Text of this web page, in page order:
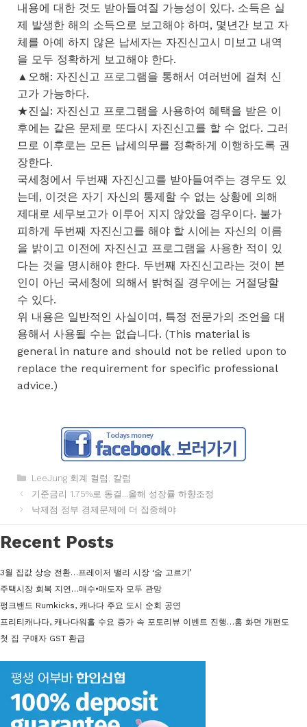
내용에 대한 것도 받아들여질 가능성이 있다. 소득은 실
제 발생한 해의 소득으로 보고해야 하며, 몇년간 보고 자
체를 아예 하지 않은 납세자는 자진신고시 미보고 내역
을 모두 정확하게 보고해야 한다.
▲오해: 자진신고 프로그램을 통해서 여러번에 걸쳐 신
고가 가능하다.
★진실: 자진신고 프로그램을 사용하여 혜택을 받은 이
후에는 같은 문제로 또다시 자진신고를 할 수 없다. 그러
므로 이후로는 모든 납세의무를 정확하게 이행하도록 권
장한다.
국세청에서 두번째 자진신고를 받아들여주는 경우도 있
는데, 이것은 자기 자신의 통제할 수 없는 상황에 의해
제대로 세무보고가 이루어 지지 않았을 경우이다. 불가
피하게 두번째 자진신고를 해야 할 시에는 자신의 이름
을 밝이고 이전에 자진신고 프로그램을 사용한 적이 있
다는 것을 명시해야 한다. 두번째 자진신고라는 것이 본
인이 아닌 국세청에 의해서 밝혀질 경우에는 거절당할
수 있다.
위 내용은 일반적인 사실이며, 특정 전문가의 조언을 대
용해서 사용될 수는 없습니다. (This material is
general in nature and should not be relied upon to
replace the requirement for specific professional
advice.)
카
테
고
리
LeeJung 회계 컬럼
칼럼
기준금리 1.75%로 동결…올해 성장률 하향조정
낙제점 정부 경제문제에 더 집중해야
Recent Posts
3월 집값 상승 전환…프레이저 밸리 시장 ‘숨 고르기’
주택시장 회복 지연…매수•매도자 모두 관망
펑크밴드 Rumkicks, 캐나다 주요 도시 순회 공연
프리티캐나다, 캐나다워홀 수요 증가 속 포토리뷰 이벤트 진행…홈 화면 개편도
첫 집 구매자 GST 환급